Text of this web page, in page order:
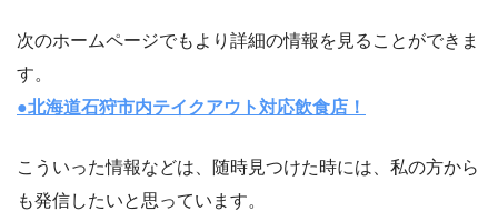
次のホームページでもより詳細の情報を見ることができま
す。
●北海道石狩市内テイクアウト対応飲食店！
こういった情報などは、随時見つけた時には、私の方から
も発信したいと思っています。